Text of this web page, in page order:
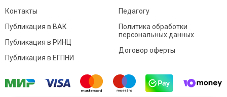
Контакты
Педагогу
Публикация в ВАК
Публикация в РИНЦ
Публикация в ЕГПНИ
Политика обработки
персональных данных
Договор оферты